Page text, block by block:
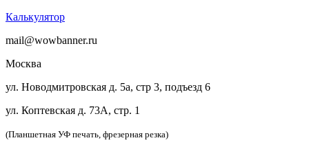
Калькулятор
mail@wowbanner.ru
Москва
ул. Новодмитровская д. 5а, стр 3, подъезд 6
ул. Коптевская д. 73А, стр. 1
(Планшетная УФ печать, фрезерная резка)